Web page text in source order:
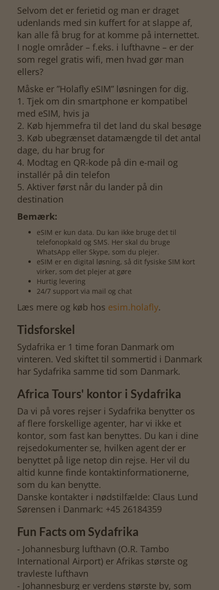
Selvom det er ferietid og man er draget
udenlands med sin kuffert for at slappe af,
kan alle få brug for at komme på internettet.
I nogle områder – f.eks. i lufthavne – er der
som regel gratis wifi, men hvad gør man
ellers?
Måske er ”Holafly eSIM” løsningen for dig.
1. Tjek om din smartphone er kompatibel
med eSIM, hvis ja
2. Køb hjemmefra til det land du skal besøge
3. Køb ubegrænset datamængde til det antal
dage, du har brug for
4. Modtag en QR-kode på din e-mail og
installér på din telefon
5. Aktiver først når du lander på din
destination
Bemærk:
eSIM er kun data. Du kan ikke bruge det til
telefonopkald og SMS. Her skal du bruge
WhatsApp eller Skype, som du plejer.
eSIM er en digital løsning, så dit fysiske SIM kort
virker, som det plejer at gøre
Hurtig levering
24/7 support via mail og chat
Læs mere og køb hos esim.holafly.
Tidsforskel
Sydafrika er 1 time foran Danmark om
vinteren. Ved skiftet til sommertid i Danmark
har Sydafrika samme tid som Danmark.
Africa Tours' kontor i Sydafrika
Da vi på vores rejser i Sydafrika benytter os
af flere forskellige agenter, har vi ikke et
kontor, som fast kan benyttes. Du kan i dine
rejsedokumenter se, hvilken agent der er
benyttet på lige netop din rejse. Her vil du
altid kunne finde kontaktinformationerne,
som du kan benytte.
Danske kontakter i nødstilfælde: Claus Lund
Sørensen i Danmark: +45 26184359
Fun Facts om Sydafrika
- Johannesburg lufthavn (O.R. Tambo
International Airport) er Afrikas største og
travleste lufthavn
- Johannesburg er verdens største by, som